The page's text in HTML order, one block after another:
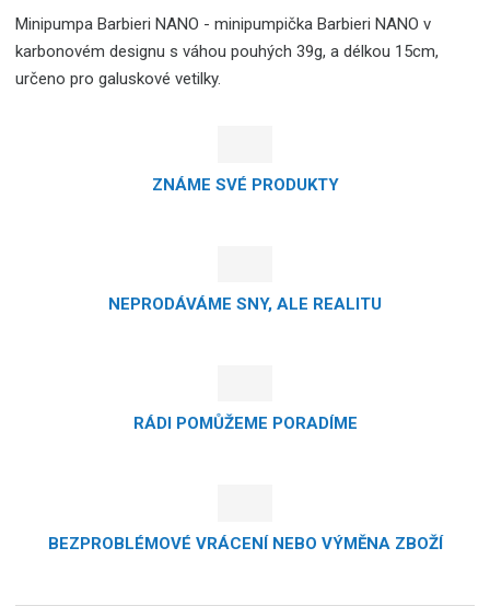
Minipumpa Barbieri NANO - minipumpička Barbieri NANO v
karbonovém designu s váhou pouhých 39g, a délkou 15cm,
určeno pro galuskové vetilky.
ZNÁME SVÉ PRODUKTY
NEPRODÁVÁME SNY, ALE REALITU
RÁDI POMŮŽEME PORADÍME
BEZPROBLÉMOVÉ VRÁCENÍ NEBO VÝMĚNA ZBOŽÍ